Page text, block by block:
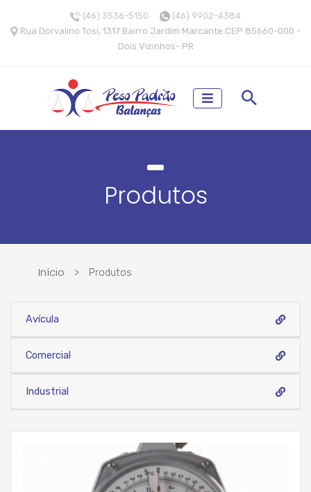
(46) 3536-5150
(46) 9902-4384
Rua Dorvalino Tosi, 1317 Bairro Jardim Marcante CEP 85660-000 -
Dois Vizinhos- PR
Produtos
Início > Produtos
Avícula
Comercial
Industrial